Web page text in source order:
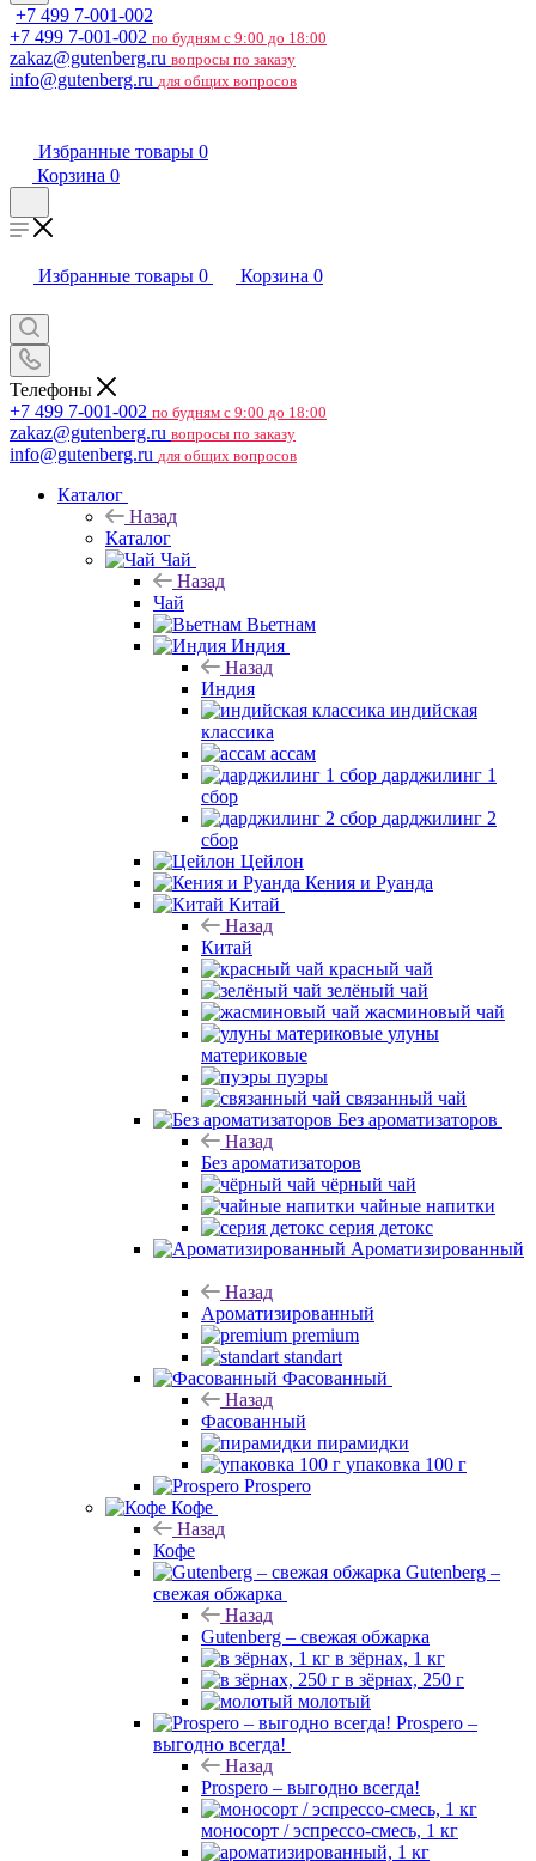
+7 499 7-001-002
+7 499 7-001-002 по будням с 9:00 до 18:00
zakaz@gutenberg.ru вопросы по заказу
info@gutenberg.ru для общих вопросов
Избранные товары 0
Корзина 0
Избранные товары 0 Корзина 0
Телефоны
+7 499 7-001-002 по будням с 9:00 до 18:00
zakaz@gutenberg.ru вопросы по заказу
info@gutenberg.ru для общих вопросов
Каталог
Назад
Каталог
Чай
Назад
Чай
Вьетнам
Индия
Назад
Индия
индийская
классика
ассам
дарджилинг 1
сбор
дарджилинг 2
сбор
Цейлон
Кения и Руанда
Китай
Назад
Китай
красный чай
зелёный чай
жасминовый чай
улуны
материковые
пуэры
связанный чай
Без ароматизаторов
Назад
Без ароматизаторов
чёрный чай
чайные напитки
серия детокс
Ароматизированный
Назад
Ароматизированный
premium
standart
Фасованный
Назад
Фасованный
пирамидки
упаковка 100 г
Prospero
Кофе
Назад
Кофе
Gutenberg –
свежая обжарка
Назад
Gutenberg – свежая обжарка
в зёрнах, 1 кг
в зёрнах, 250 г
молотый
Prospero –
выгодно всегда!
Назад
Prospero – выгодно всегда!
моносорт / эспрессо-смесь, 1 кг